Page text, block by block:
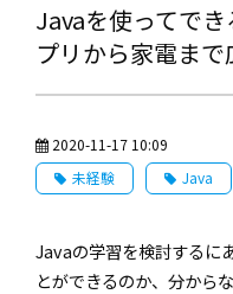
Javaを使ってで
プリから家電ま
2020-11-17 10:09
未経験
Java
Javaの学習を検討するに
とができるのか、分から